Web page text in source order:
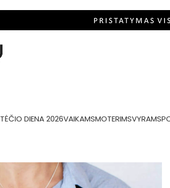
TĖČIO DIENA 2026VAIKAMSMOTERIMSVYRAMS